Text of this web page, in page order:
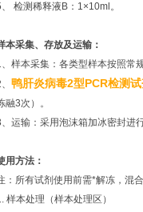
检测稀释液B：1×10ml。
本采集、存放及运输：
样本采集：各类型样本按照常
鸭肝炎病毒2型PCR检测
融3次）。
运输：采用泡沫箱加冰密封进行
用方法：
：所有试剂使用前需*解冻，混
样本处理（样本处理区）